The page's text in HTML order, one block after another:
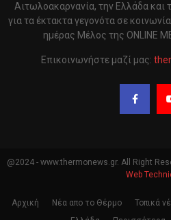
Αιτωλοακαρνανία, την Ελλάδα και
για τα έκτακτα γεγονότα σε
ημέρας Μέλος της ONLINE
Επικοινωνήστε μαζί μας:
@2024 - www.thermonews.gr. All Right
Web
Αρχική Νέα απο το Θέρμο Τοπικά